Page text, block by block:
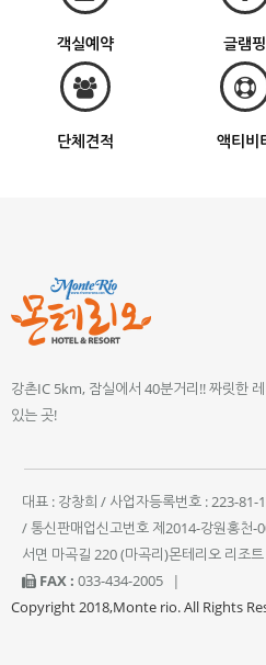
객실예약 글램핑
단체견적 액티비
강촌IC 5km, 잠실에서 40분거리!! 짜릿한
있는 곳!
대표 : 강창희 / 사업자등록번호 : 223-
/ 통신판매업신고번호 제2014-강원홍천-
서면 마곡길 220 (마곡리)몬테리오 리조트
FAX : 033-434-2005
|
Copyright 2018,Monte rio. All Rights